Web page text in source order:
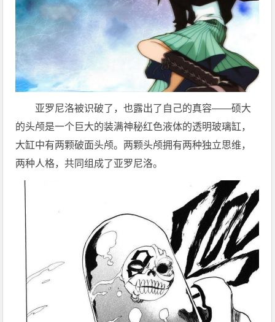
亚罗尼洛被识破了，也露出了自己的真容——硕大
的头颅是一个巨大的装满神秘红色液体的透明玻璃缸，
大缸中有两颗破面头颅。两颗头颅拥有两种独立思维，
两种人格，共同组成了亚罗尼洛。